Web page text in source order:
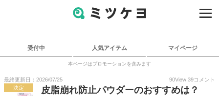
受付中 人気アイテム マイページ
本ページはプロモーションを含みます
最終更新日：2026/07/25 90View 39コメント
決定
皮脂崩れ防止パウダーのおすすめは？